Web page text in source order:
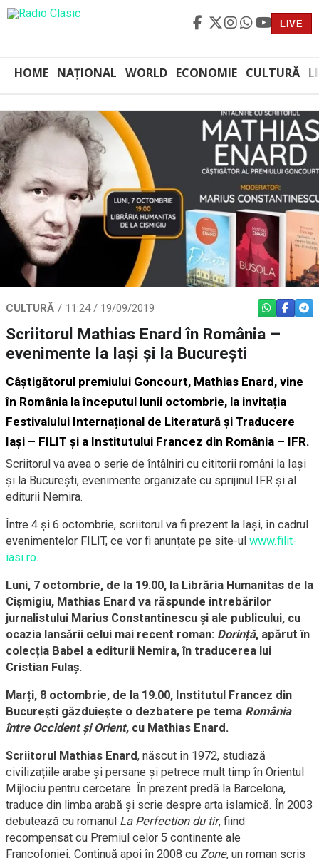
LIVE
HOME NAȚIONAL WORLD ECONOMIE CULTURĂ
CULTURĂ 11:24 / 19/09/2019 WHATSAPP
Scriitorul Mathias Enard în România –
evenimente la Iași și la București
Câștigătorul premiului Goncourt, Mathias Enard, vine
în România la începutul lunii octombrie, la invitația
Festivalului Internațional de Literatură și Traducere
Iași – FILIT și a Institutului Francez din România – IFR.
Scriitorul va avea o serie de întâlniri cu cititorii români la Iași
și la București, evenimente organizate cu sprijinul IFR și al
editurii Nemira.
Între 4 și 6 octombrie, scriitorul va fi prezent la Iași, în cadrul
evenimentelor FILIT, ce vor fi anunțate pe site-ul www.filit-
iasi.ro.
Luni, 7 octombrie, de la 19.00, la Librăria Humanitas de la
Cișmigiu, Mathias Enard va răspunde întrebărilor
jurnalistului Marius Constantinescu și ale publicului, cu
ocazia lansării celui mai recent roman: Dorință, apărut în
colecția Babel a editurii Nemira, în traducerea lui
Cristian Fulaș.
Marți, 8 octombrie, de la 19.00, Institutul Francez din
București găzduiește o dezbatere pe tema România
între Occident și Orient, cu Mathias Enard.
Scriitorul Mathias Enard, născut în 1972, studiază
civilizațiile arabe și persane și petrece mult timp în Orientul
Mijlociu pentru cercetare. În prezent predă la Barcelona,
traduce din limba arabă și scrie despre arta islamică. În 2003
debutează cu romanul La Perfection du tir, fiind
recompensat cu Premiul celor 5 continente ale
Francofoniei. Continuă apoi în 2008 cu Zone, un roman scris